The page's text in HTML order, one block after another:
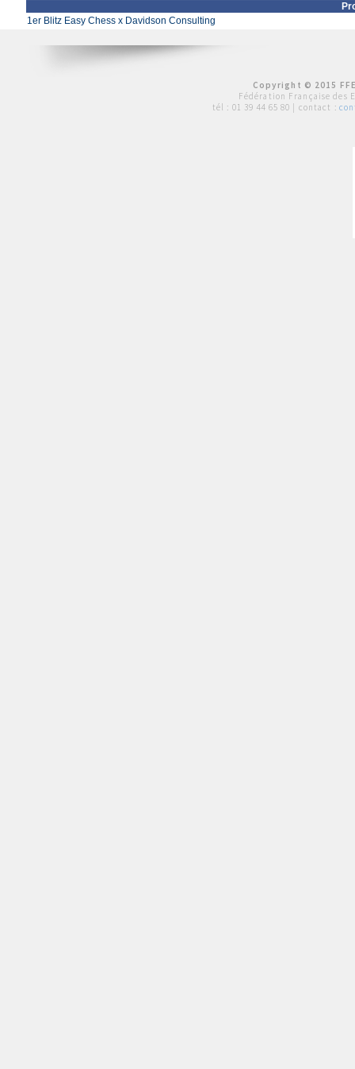
1er Blitz Easy Chess x Davidson Consulting
Copyright © 2015
Fédération Française des
tél : 01 39 44 65 80 | contact :